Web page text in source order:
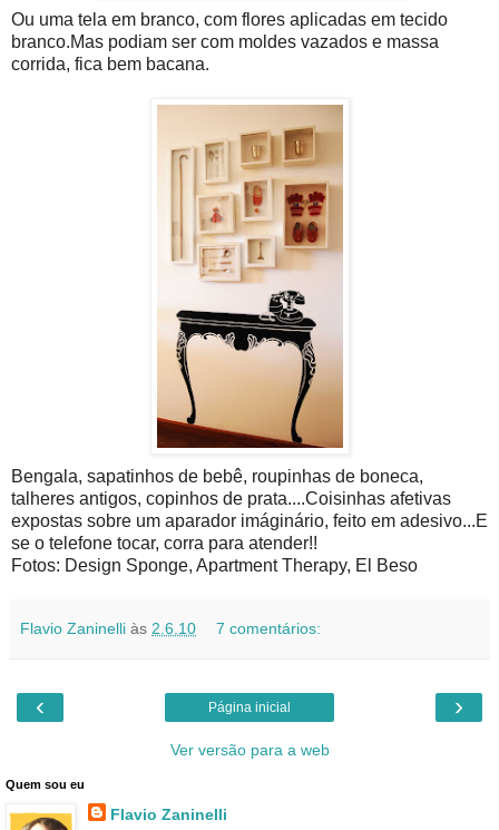
Ou uma tela em branco, com flores aplicadas em tecido
branco.Mas podiam ser com moldes vazados e massa
corrida, fica bem bacana.
Bengala, sapatinhos de bebê, roupinhas de boneca,
talheres antigos, copinhos de prata....Coisinhas afetivas
expostas sobre um aparador imáginário, feito em adesivo...E
se o telefone tocar, corra para atender!!
Fotos: Design Sponge, Apartment Therapy, El Beso
Flavio Zaninelli às 2.6.10 7 comentários:
‹ ›
Página inicial
Ver versão para a web
Quem sou eu
Flavio Zaninelli